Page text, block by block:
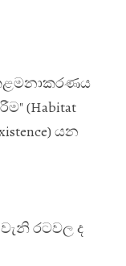
(Habitat
යන
රටවල ද